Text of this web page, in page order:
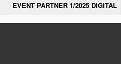
EVENT PARTNER 1/2025 DIGITAL